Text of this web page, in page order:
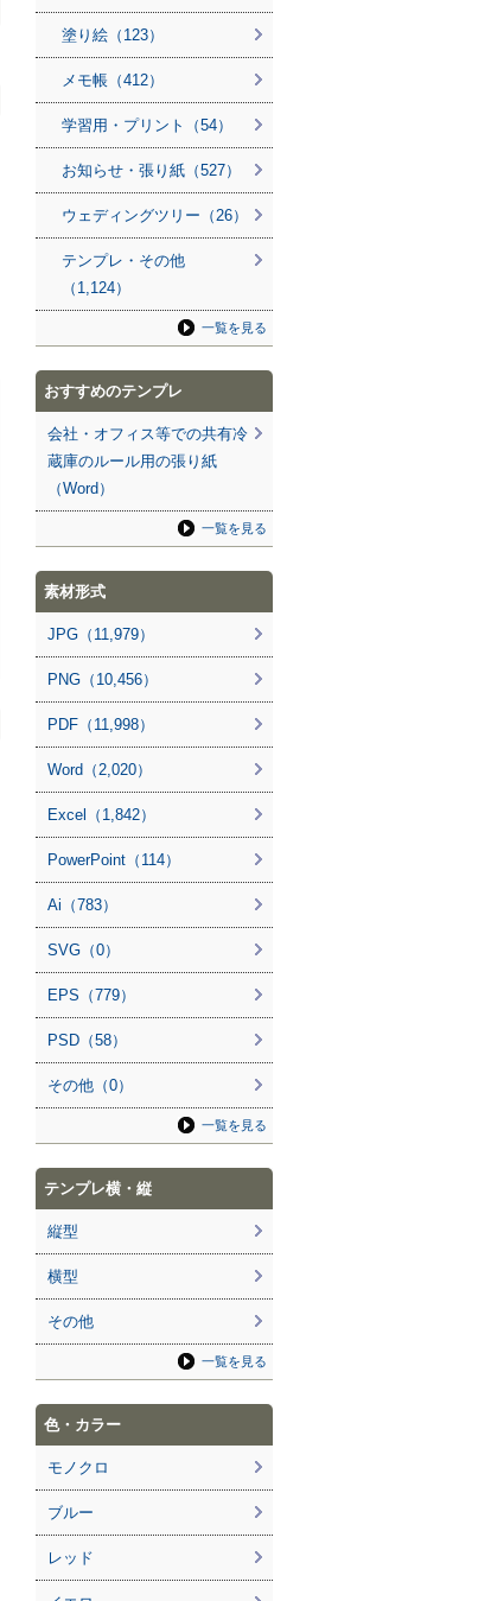
塗り絵（123）
メモ帳（412）
学習用・プリント（54）
お知らせ・張り紙（527）
ウェディングツリー（26）
テンプレ・その他
（1,124）
一覧を見る
おすすめのテンプレ
会社・オフィス等での共有冷
蔵庫のルール用の張り紙
（Word）
一覧を見る
素材形式
JPG（11,979）
PNG（10,456）
PDF（11,998）
Word（2,020）
Excel（1,842）
PowerPoint（114）
Ai（783）
SVG（0）
EPS（779）
PSD（58）
その他（0）
一覧を見る
テンプレ横・縦
縦型
横型
その他
一覧を見る
色・カラー
モノクロ
ブルー
レッド